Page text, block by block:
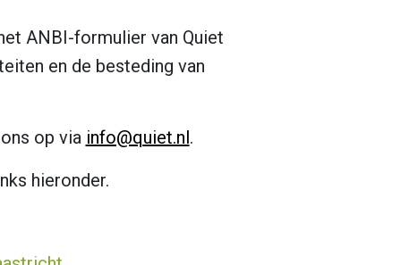
ANBI-formulier van Quiet
en de besteding van
op via info@quiet.nl.
hieronder.